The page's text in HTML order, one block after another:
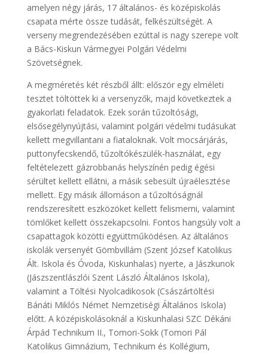
amelyen négy járás, 17 általános- és középiskolás
csapata mérte össze tudását, felkészültségét. A
verseny megrendezésében ezúttal is nagy szerepe volt
a Bács-Kiskun Vármegyei Polgári Védelmi
Szövetségnek.
A megméretés két részből állt: először egy elméleti
tesztet töltöttek ki a versenyzők, majd következtek a
gyakorlati feladatok. Ezek során tűzoltósági,
elsősegélynyújtási, valamint polgári védelmi tudásukat
kellett megvillantani a fiataloknak. Volt mocsárjárás,
puttonyfecskendő, tűzoltókészülék-használat, egy
feltételezett gázrobbanás helyszínén pedig égési
sérültet kellett ellátni, a másik sebesült újraélesztése
mellett. Egy másik állomáson a tűzoltóságnál
rendszeresített eszközöket kellett felismerni, valamint
tömlőket kellett összekapcsolni. Fontos hangsúly volt a
csapattagok közötti együttműködésen. Az általános
iskolák versenyét Gömbvillám (Szent József Katolikus
Ált. Iskola és Óvoda, Kiskunhalas) nyerte, a Jászkunok
(Jászszentlászlói Szent László Általános Iskola),
valamint a Töltési Nyolcadikosok (Császártöltési
Bánáti Miklós Német Nemzetiségi Általános Iskola)
előtt. A középiskolásoknál a Kiskunhalasi SZC Dékáni
Árpád Technikum II., Tomori-Sokk (Tomori Pál
Katolikus Gimnázium, Technikum és Kollégium,